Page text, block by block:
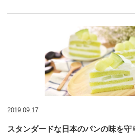
2019.09.17
スタンダードな日本のパンの味を守